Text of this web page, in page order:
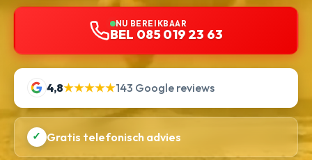
NU BEREIKBAAR
BEL 085 019 23 63
4,8★★★★★143 Google reviews
✓ Gratis telefonisch advies